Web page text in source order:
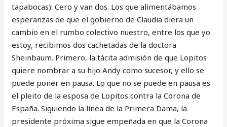
tapabocas): Cero y van dos. Los que alimentábamos
esperanzas de que el gobierno de Claudia diera un
cambio en el rumbo colectivo nuestro, entre los que yo
estoy, recibimos dos cachetadas de la doctora
Sheinbaum. Primero, la tácita admisión de que Lopitos
quiere nombrar a su hijo Andy como sucesor, y ello se
puede poner en pausa. Lo que no se puede en pausa es
el pleito de la esposa de Lopitos contra la Corona de
España. Siguiendo la línea de la Primera Dama, la
presidente próxima sigue empeñada en que la Corona